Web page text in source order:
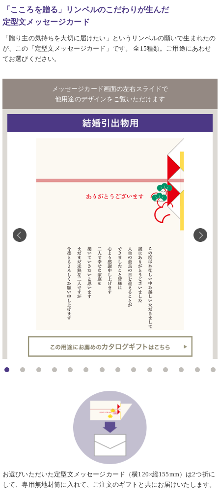
「こころを贈る」リンベルのこだわりが生んだ
定型文メッセージカード
「贈り主の気持ちを大切に届けたい」というリンベルの願いで生まれたの
が、この「定型文メッセージカード」です。 全15種類。ご用途にあわせ
てお選びください。
メッセージカード画面の左右スライドで
他用途のデザインをご覧いただけます
お選びいただいた定型文メッセージカード（横120×縦155mm）は2つ折に
して、専用無地封筒に入れて、ご注文のギフトと共にお届けいたします。